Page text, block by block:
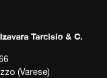
Tarcisio & C.
(Varese)